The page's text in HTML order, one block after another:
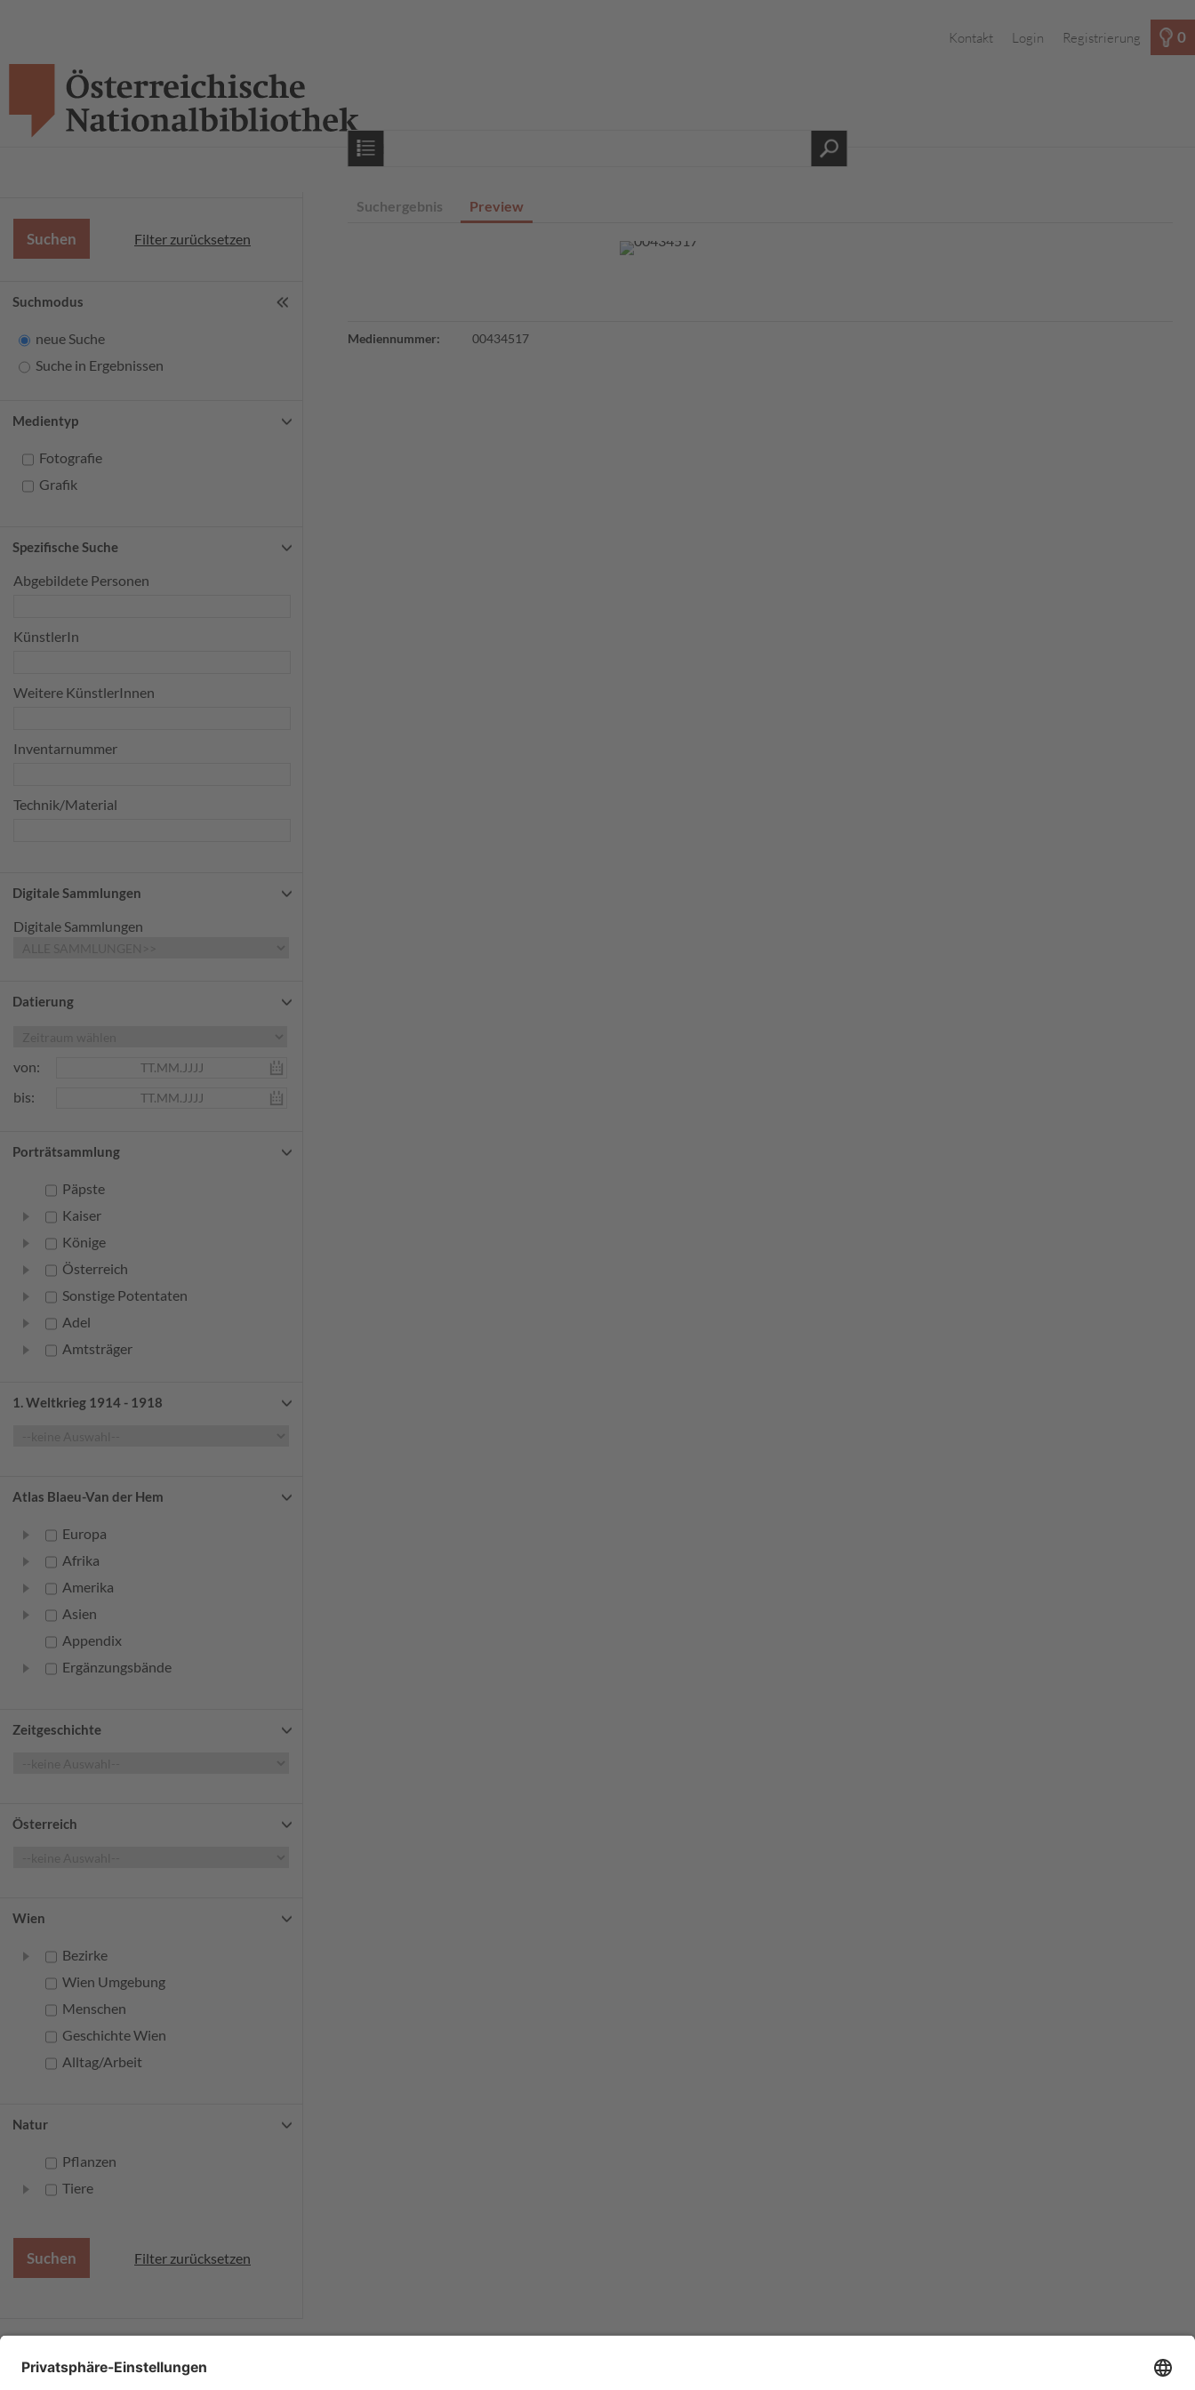
0
Kontakt Login Registrierung
Startseite
Filter zurücksetzen
Suchmodus
neue Suche
Suche in Ergebnissen
Medientyp
Fotografie
Grafik
Spezifische Suche
Abgebildete Personen
KünstlerIn
Weitere KünstlerInnen
Inventarnummer
Technik/Material
Digitale Sammlungen
Digitale Sammlungen
Datierung
von:
bis:
Porträtsammlung
Päpste
Kaiser
Könige
Österreich
Sonstige Potentaten
Adel
Amtsträger
Frauen
Geistliche
Randgruppen
Weitere
1. Weltkrieg 1914 - 1918
Atlas Blaeu-Van der Hem
Europa
Afrika
Amerika
Asien
Appendix
Ergänzungsbände
Zeitgeschichte
Österreich
Wien
Bezirke
Wien Umgebung
Menschen
Geschichte Wien
Alltag/Arbeit
Natur
Pflanzen
Tiere
Filter zurücksetzen
Suchergebnis Preview
Mediennummer: 00434517